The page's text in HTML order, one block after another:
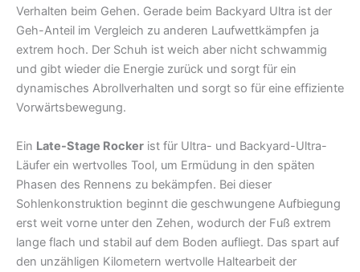
Verhalten beim Gehen. Gerade beim Backyard Ultra ist der
Geh-Anteil im Vergleich zu anderen Laufwettkämpfen ja
extrem hoch. Der Schuh ist weich aber nicht schwammig
und gibt wieder die Energie zurück und sorgt für ein
dynamisches Abrollverhalten und sorgt so für eine effiziente
Vorwärtsbewegung.
Ein Late-Stage Rocker ist für Ultra- und Backyard-Ultra-
Läufer ein wertvolles Tool, um Ermüdung in den späten
Phasen des Rennens zu bekämpfen. Bei dieser
Sohlenkonstruktion beginnt die geschwungene Aufbiegung
erst weit vorne unter den Zehen, wodurch der Fuß extrem
lange flach und stabil auf dem Boden aufliegt. Das spart auf
den unzähligen Kilometern wertvolle Haltearbeit der